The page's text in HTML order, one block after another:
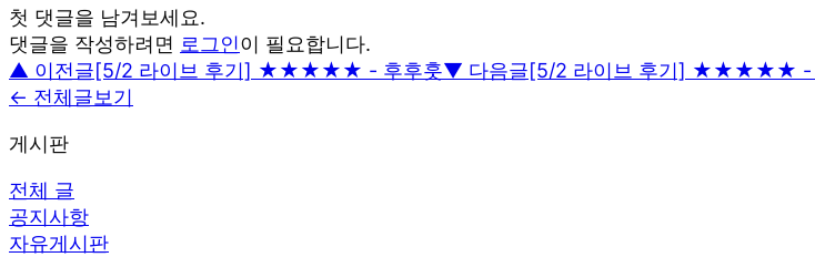
첫 댓글을 남겨보세요.
댓글을 작성하려면 로그인이 필요합니다.
▲ 이전글[5/2 라이브 후기] ★★★★★ - 후후훗▼ 다음글[5/2 라이브 후기] ★★★★★ -
← 전체글보기
게시판
전체 글
공지사항
자유게시판